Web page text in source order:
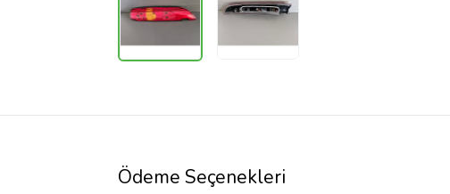
Ödeme Seçenekleri